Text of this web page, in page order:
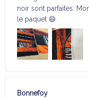
noir sont parfaites.
le paquet 😄
Bonnefoy